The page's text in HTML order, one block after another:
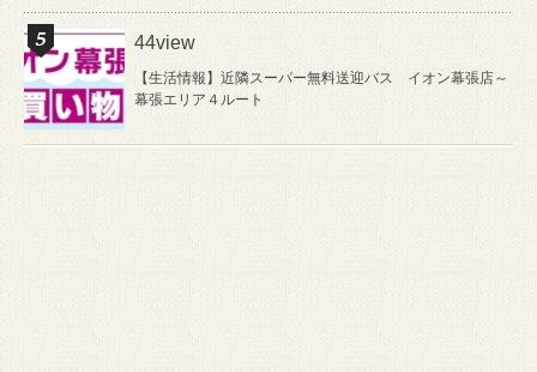
44view
【生活情報】近隣スーパー無料送迎バス イオン幕張店～
幕張エリア４ルート